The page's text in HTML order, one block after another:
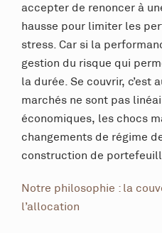
accepter de renoncer à
hausse pour limiter les
stress. Car si la
gestion du risque qui
la durée. Se couvrir, c’est
marchés ne sont pas
économiques, les chocs
changements de régime
construction de
Notre philosophie : la
l’allocation